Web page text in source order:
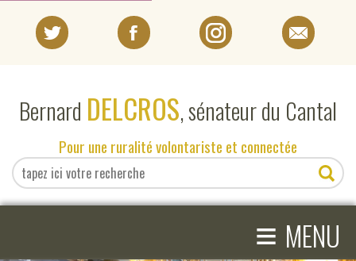
Bernard DELCROS, sénateur du Cantal
Pour une ruralité volontariste et connectée
≡ MENU
EN DIRECT DU SÉNAT
EN DIRECT DU CANTAL